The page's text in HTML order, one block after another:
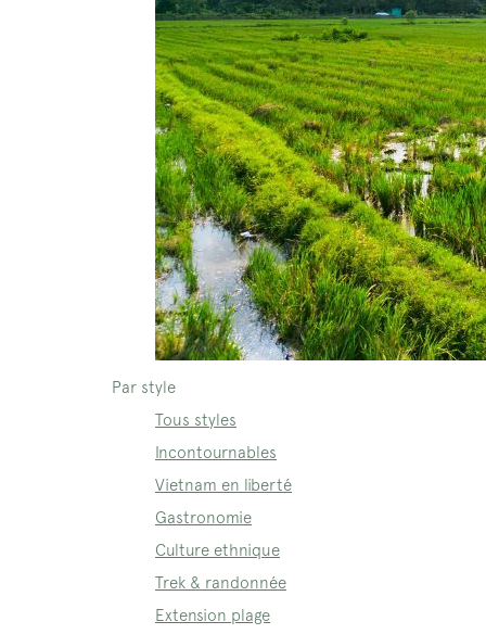
Par style
Tous styles
Incontournables
Vietnam en liberté
Gastronomie
Culture ethnique
Trek & randonnée
Extension plage